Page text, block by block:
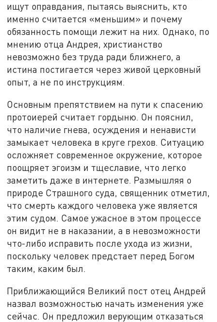
ищут оправдания, пытаясь выяснить, кто
именно считается «меньшим» и почему
обязанность помощи лежит на них. Однако, по
мнению отца Андрея, христианство
невозможно без труда ради ближнего, а
истина постигается через живой церковный
опыт, а не по инструкциям.
Основным препятствием на пути к спасению
протоиерей считает гордыню. Он пояснил,
что наличие гнева, осуждения и ненависти
замыкает человека в круге грехов. Ситуацию
осложняет современное окружение, которое
поощряет эгоизм и тщеславие, что легко
заметить даже в интернете. Размышляя о
природе Страшного суда, священник отметил,
что смерть каждого человека уже является
этим судом. Самое ужасное в этом процессе
он видит не в наказании, а в невозможности
что-либо исправить после ухода из жизни,
поскольку человек предстает перед Богом
таким, каким был.
Приближающийся Великий пост отец Андрей
назвал возможностью начать изменения уже
сейчас. Он предложил верующим отказаться